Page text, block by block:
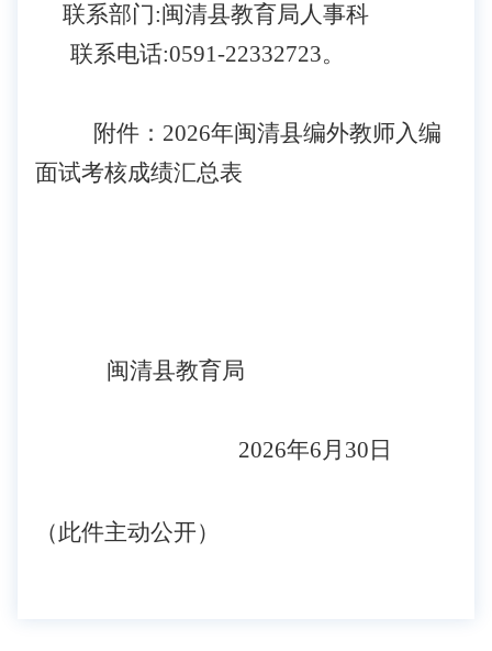
联系部门:闽清县教育局人事科
联系电话:0591-22332723。
附件：2026年闽清县编外教师入编
面试考核成绩汇总表
闽清县教育局
2026年6月 30 日
（此件主动公开）